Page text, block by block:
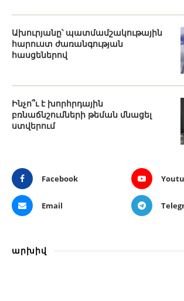
Ախուրյանը՝ պատմամշակութային
հարուստ ժառանգության
հասցեներով
Ինչո՞ւ է խորհրդային
բռնաճնշումների թեման մնացել
ստվերում
Facebook
Email
արխիվ